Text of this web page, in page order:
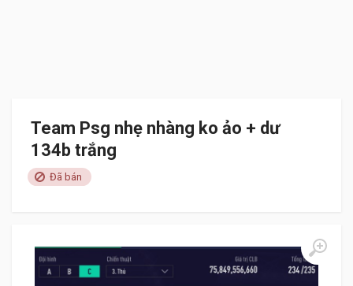
Team Psg nhẹ nhàng ko ảo + dư
134b trắng
Đã bán